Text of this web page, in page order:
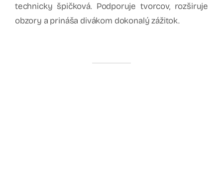
technicky špičková. Podporuje tvorcov, rozširuje
obzory a prináša divákom dokonalý zážitok.